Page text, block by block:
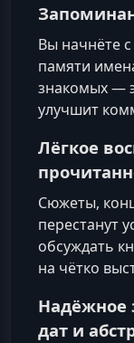
Вы начнёте
памяти
знакомых —
улучшит
Лёгкое
Сюжеты,
перестанут
обсуждать
на чётко
Надёжное
дат и